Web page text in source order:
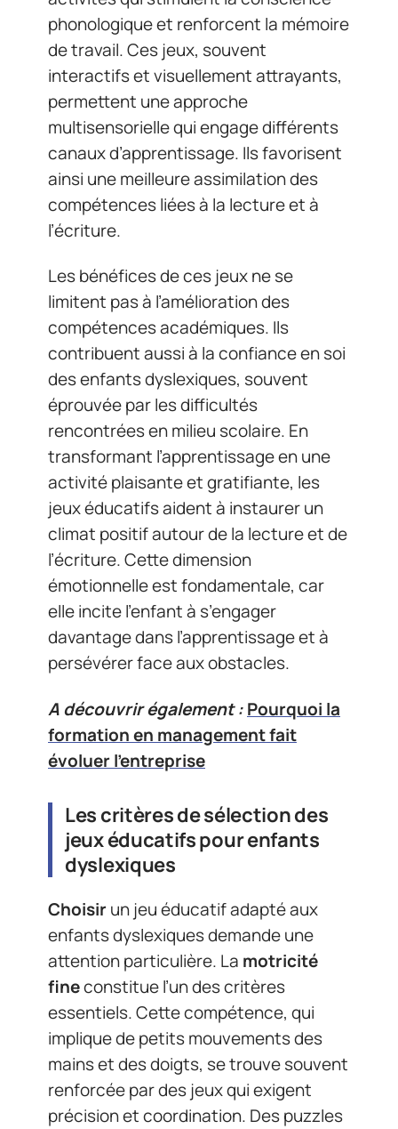
phonologique et renforcent la mémoire
de travail. Ces jeux, souvent
interactifs et visuellement attrayants,
permettent une approche
multisensorielle qui engage différents
canaux d’apprentissage. Ils favorisent
ainsi une meilleure assimilation des
compétences liées à la lecture et à
l’écriture.
Les bénéfices de ces jeux ne se
limitent pas à l’amélioration des
compétences académiques. Ils
contribuent aussi à la confiance en soi
des enfants dyslexiques, souvent
éprouvée par les difficultés
rencontrées en milieu scolaire. En
transformant l’apprentissage en une
activité plaisante et gratifiante, les
jeux éducatifs aident à instaurer un
climat positif autour de la lecture et de
l’écriture. Cette dimension
émotionnelle est fondamentale, car
elle incite l’enfant à s’engager
davantage dans l’apprentissage et à
persévérer face aux obstacles.
A découvrir également :Pourquoi la
formation en management fait
évoluer l'entreprise
Les critères de sélection des
jeux éducatifs pour enfants
dyslexiques
Choisirun jeu éducatif adapté aux
enfants dyslexiques demande une
attention particulière. La motricité
fineconstitue l’un des critères
essentiels. Cette compétence, qui
implique de petits mouvements des
mains et des doigts, se trouve souvent
renforcée par des jeux qui exigent
précision et coordination. Des puzzles